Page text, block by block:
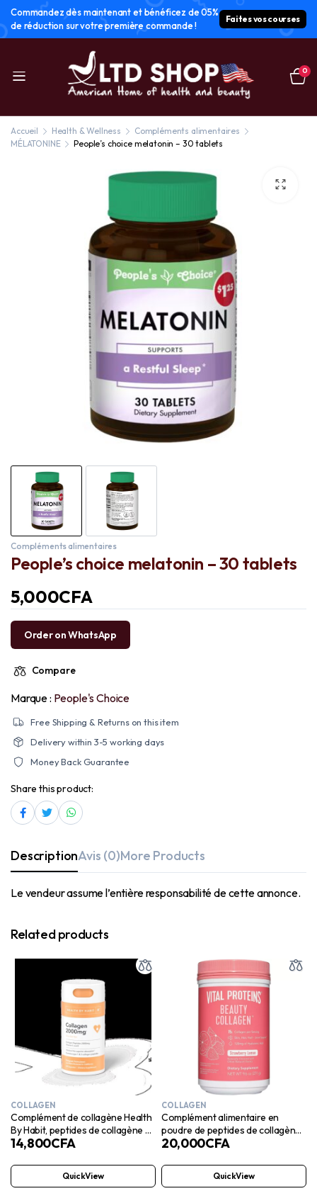
Commandez dès maintenant et bénéficez de 05%
de réduction sur votre première commande !
Faites vos courses
0
Accueil Health & Wellness
Compléments alimentaires
MÉLATONINE
People’s choice melatonin – 30 tablets
Compléments alimentaires
People’s choice melatonin – 30 tablets
5,000CFA
Order on WhatsApp
Compare
Marque : People's Choice
Free Shipping & Returns on this item
Delivery within 3-5 working days
Money Back Guarantee
Share this product:
DescriptionAvis (0)More Products
Le vendeur assume l’entière responsabilité de cette annonce.
Related products
COLLAGEN
Complément de collagène Health
By Habit, peptides de collagène 2
000 mg, 60 capsules
14,800CFA
QuickView
COLLAGEN
Complément alimentaire en
poudre de peptides de collagène
Vital Proteins Beauty pour
hyaluronique – 15 g de collagène
par portion – Améliore l’élasticité
20,000CFA
QuickView